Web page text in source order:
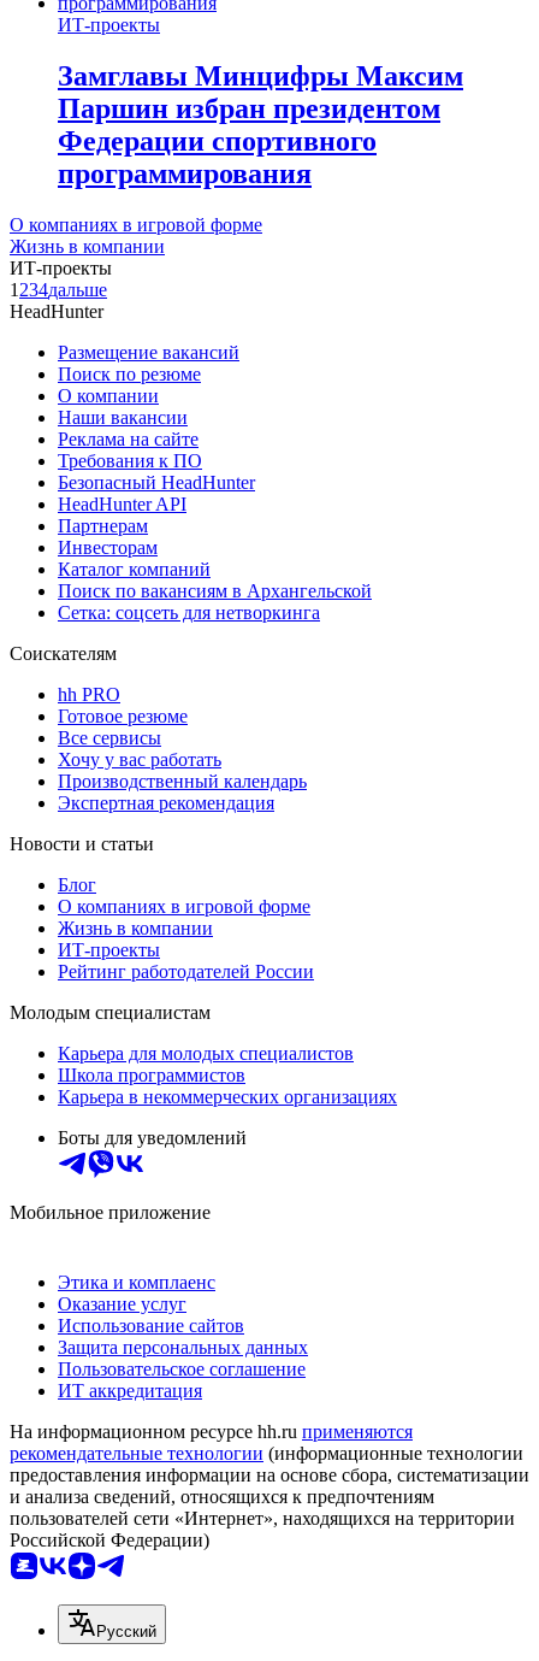
ИТ-проекты
Замглавы Минцифры Максим
Паршин избран президентом
Федерации спортивного
программирования
О компаниях в игровой форме
Жизнь в компании
ИТ-проекты
1 234дальше
HeadHunter
Размещение вакансий
Поиск по резюме
О компании
Наши вакансии
Реклама на сайте
Требования к ПО
Безопасный HeadHunter
HeadHunter API
Партнерам
Инвесторам
Каталог компаний
Поиск по вакансиям в Архангельской
Сетка: соцсеть для нетворкинга
Соискателям
hh PRO
Готовое резюме
Все сервисы
Хочу у вас работать
Производственный календарь
Экспертная рекомендация
Новости и статьи
Блог
О компаниях в игровой форме
Жизнь в компании
ИТ-проекты
Рейтинг работодателей России
Молодым специалистам
Карьера для молодых специалистов
Школа программистов
Карьера в некоммерческих организациях
Боты для уведомлений
Мобильное приложение
Этика и комплаенс
Оказание услуг
Использование сайтов
Защита персональных данных
Пользовательское соглашение
ИТ аккредитация
На информационном ресурсе hh.ru применяются
рекомендательные технологии (информационные технологии
предоставления информации на основе сбора, систематизации
и анализа сведений, относящихся к предпочтениям
пользователей сети «Интернет», находящихся на территории
Российской Федерации)
Русский